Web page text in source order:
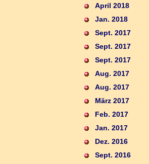
April 2018
Jan. 2018
Sept. 2017
Sept. 2017
Sept. 2017
Aug. 2017
Aug. 2017
März 2017
Feb. 2017
Jan. 2017
Dez. 2016
Sept. 2016